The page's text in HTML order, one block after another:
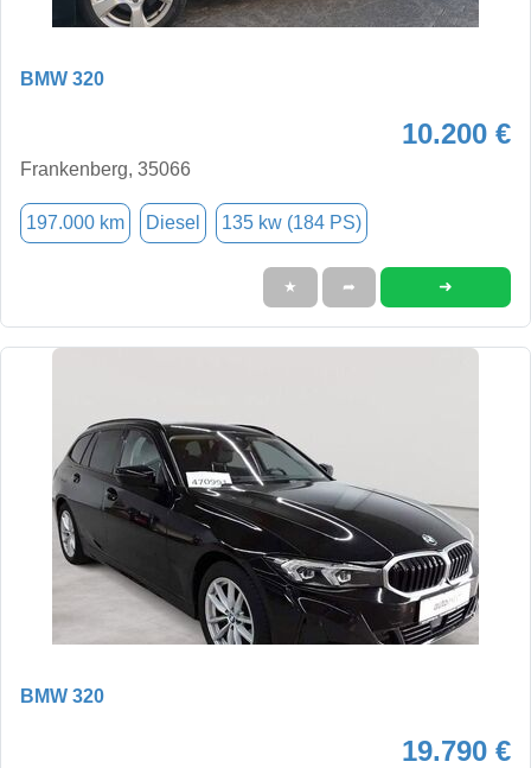
BMW 320
10.200 €
Frankenberg, 35066
197.000 km Diesel 135 kw (184 PS)
★ ➦ ➜
BMW 320
19.790 €